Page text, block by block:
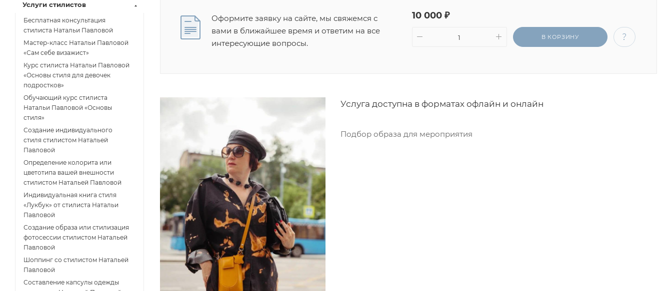
Оформите заявку на сайте, мы свяжемся с
вами в ближайшее время и ответим на все
интересующие вопросы.
10 000 ₽
В КОРЗИНУ
Услуга доступна в форматах офлайн и онлайн
Подбор образа для мероприятия
Услуги стилистов
Бесплатная консультация
стилиста Натальи Павловой
Мастер-класс Натальи Павловой
«Сам себе визажист»
Курс стилиста Натальи Павловой
«Основы стиля для девочек
подростков»
Обучающий курс стилиста
Натальи Павловой «Основы
стиля»
Создание индивидуального
стиля стилистом Натальей
Павловой
Определение колорита или
цветотипа вашей внешности
стилистом Натальей Павловой
Индивидуальная книга стиля
«Лукбук» от стилиста Натальи
Павловой
Создание образа или стилизация
фотосессии стилистом Натальей
Павловой
Шоппинг со стилистом Натальей
Павловой
Составление капсулы одежды